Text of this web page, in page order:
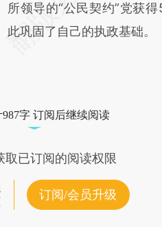
所领导的“公民契约”党获
此巩固了自己的执政基础。
字 订阅后继续阅读
已订阅的阅读权限
订阅/会员升级